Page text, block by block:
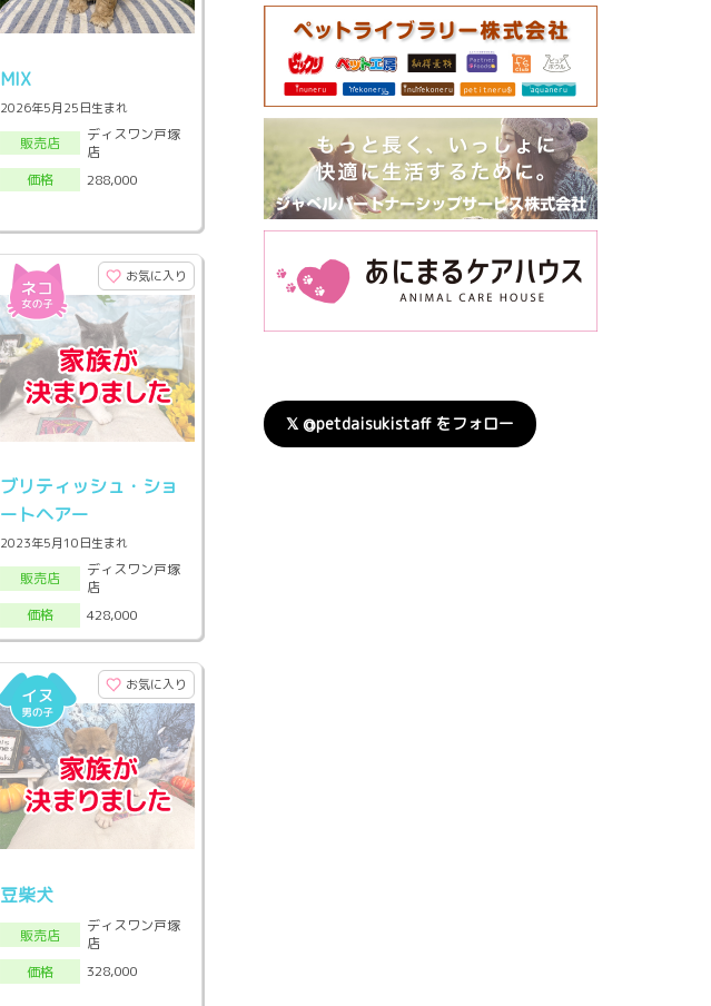
MIX
2026年5月25日生まれ
販売店
ディスワン戸塚
店
価格
288,000
お気に入り
ブリティッシュ・ショ
ートヘアー
2023年5月10日生まれ
販売店
ディスワン戸塚
店
価格
428,000
お気に入り
豆柴犬
販売店
ディスワン戸塚
店
価格
328,000
𝕏 @petdaisukistaff をフォロー